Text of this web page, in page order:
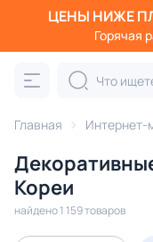
ЦЕНЫ НИЖЕ
Горячая
Главная Интернет-
Кореи
найдено 1 159 товаров
Категория:
угловые
В наличии 1150